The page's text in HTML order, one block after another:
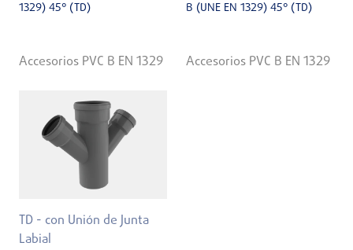
1329) 45° (TD)
Accesorios PVC B EN 1329
B (UNE EN 1329) 45° (TD)
Accesorios PVC B EN 1329
TD - con Unión de Junta
Labial